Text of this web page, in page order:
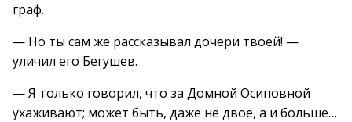
граф.
— Но ты сам же рассказывал дочери твоей! —
уличил его Бегушев.
— Я только говорил, что за Домной Осиповной
ухаживают; может быть, даже не двое, а и больше…